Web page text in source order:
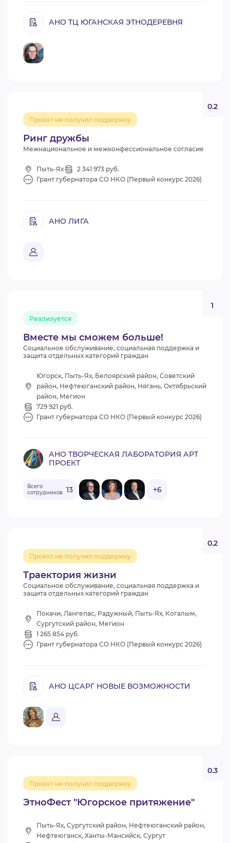
АНО ТЦ ЮГАНСКАЯ ЭТНОДЕРЕВНЯ
Ринг дружбы
Проект не получил поддержку
0.2
Межнациональное и межконфессиональное согласие
Пыть-Ях
2 341 973 руб.
Грант губернатора СО НКО (Первый конкурс 2026)
АНО ЛИГА
Вместе мы сможем больше!
Реализуется
1
Социальное обслуживание, социальная поддержка и
защита отдельных категорий граждан
Югорск, Пыть-Ях, Белоярский район, Советский
район, Нефтеюганский район, Нягань, Октябрьский
район, Мегион
729 921 руб.
Грант губернатора СО НКО (Первый конкурс 2026)
АНО ТВОРЧЕСКАЯ ЛАБОРАТОРИЯ АРТ
ПРОЕКТ
Всего
сотрудников 13 +6
Траектория жизни
Проект не получил поддержку
0.2
Социальное обслуживание, социальная поддержка и
защита отдельных категорий граждан
Покачи, Лангепас, Радужный, Пыть-Ях, Когалым,
Сургутский район, Мегион
1 265 854 руб.
Грант губернатора СО НКО (Первый конкурс 2026)
АНО ЦСАРГ НОВЫЕ ВОЗМОЖНОСТИ
ЭтноФест "Югорское притяжение"
Проект не получил поддержку
0.3
Пыть-Ях, Сургутский район, Нефтеюганский район,
Нефтеюганск, Ханты-Мансийск, Сургут